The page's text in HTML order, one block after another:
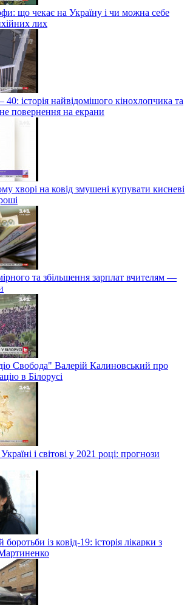
що чекає на Україну і чи можна себе
лих
історія найвідомішого кінохлопчика та
повернення на екрани
хворі на ковід змушені купувати кисневі
та збільшення зарплат вчителям —
Свобода" Валерій Калиновський про
в Білорусі
і світові у 2021 році: прогнози
із ковід-19: історія лікарки з